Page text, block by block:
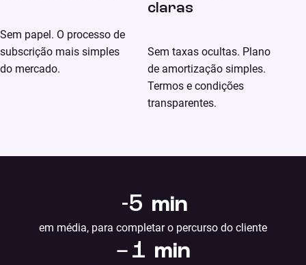
Sem papel. O processo de
subscrição mais simples
do mercado.
claras
Sem taxas ocultas. Plano
de amortização simples.
Termos e condições
transparentes.
-5 min
em média, para completar o percurso do cliente
–1 min